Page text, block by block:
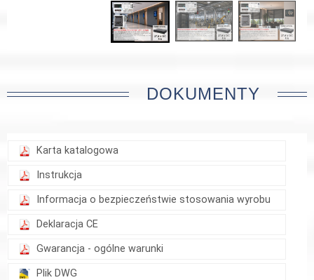
DOKUMENTY
Karta katalogowa
Instrukcja
Informacja o bezpieczeństwie stosowania wyrobu
Deklaracja CE
Gwarancja - ogólne warunki
Plik DWG